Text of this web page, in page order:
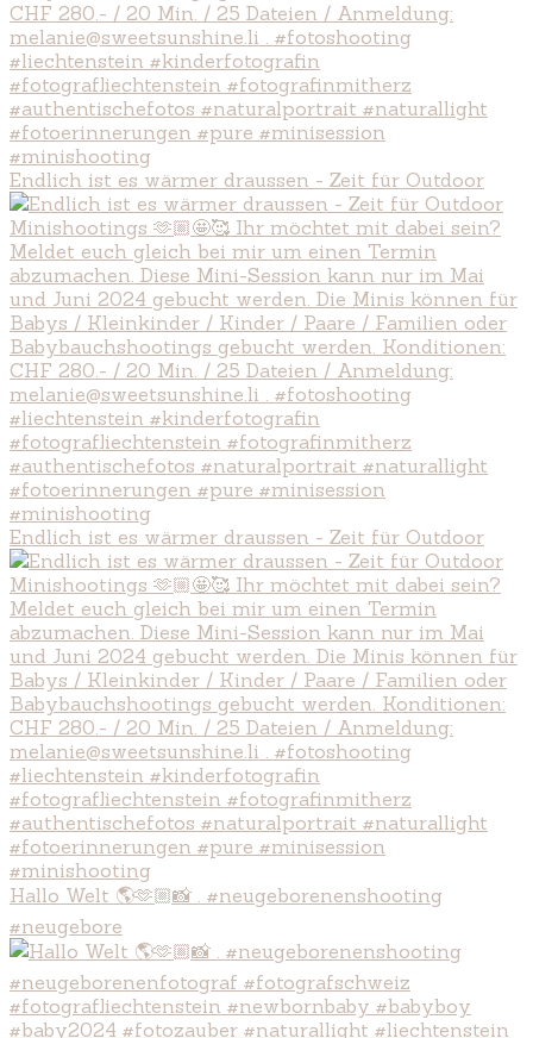
Endlich ist es wärmer draussen - Zeit für Outdoor
Endlich ist es wärmer draussen - Zeit für Outdoor
Hallo Welt 🌎🫶🏼📸 . #neugeborenenshooting
#neugebore